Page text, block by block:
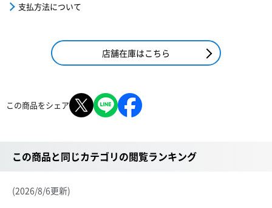
支払方法について
店舗在庫はこちら
この商品をシェア
この商品と同じカテゴリの閲覧ランキング
(2026/8/6更新)